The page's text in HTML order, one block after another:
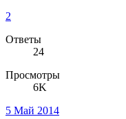
2
Ответы
24
Просмотры
6K
5 Май 2014